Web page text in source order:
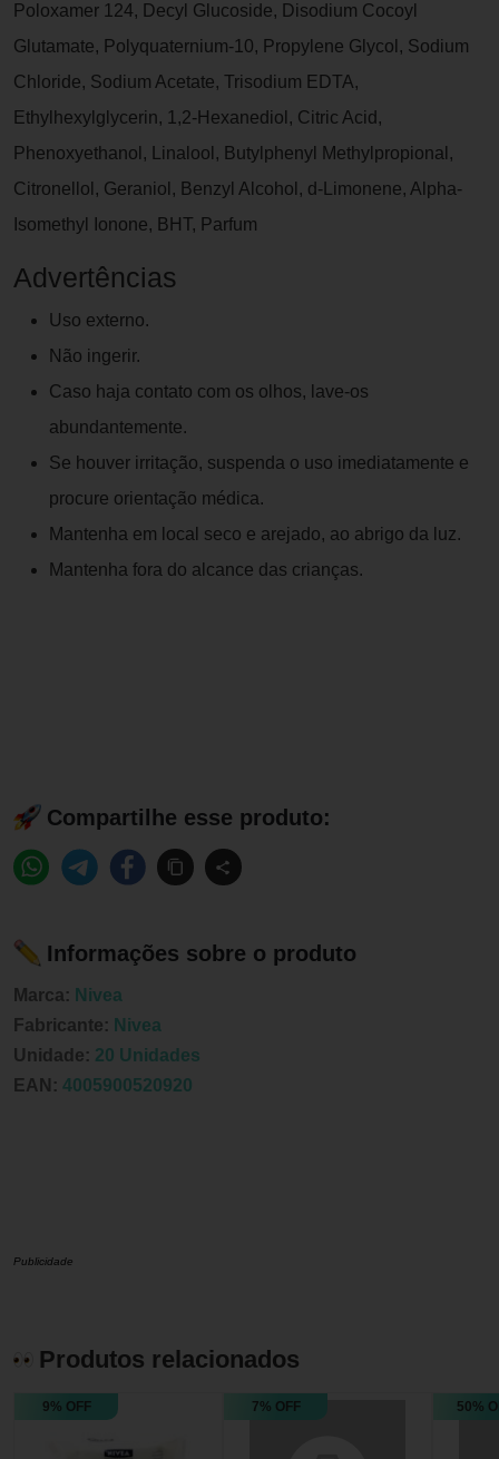
Poloxamer 124, Decyl Glucoside, Disodium Cocoyl
Glutamate, Polyquaternium-10, Propylene Glycol, Sodium
Chloride, Sodium Acetate, Trisodium EDTA,
Ethylhexylglycerin, 1,2-Hexanediol, Citric Acid,
Phenoxyethanol, Linalool, Butylphenyl Methylpropional,
Citronellol, Geraniol, Benzyl Alcohol, d-Limonene, Alpha-
Isomethyl Ionone, BHT, Parfum
Advertências
Uso externo.
Não ingerir.
Caso haja contato com os olhos, lave-os
abundantemente.
Se houver irritação, suspenda o uso imediatamente e
procure orientação médica.
Mantenha em local seco e arejado, ao abrigo da luz.
Mantenha fora do alcance das crianças.
Compartilhe esse produto:
Informações sobre o produto
Marca: Nivea
Fabricante: Nivea
Unidade: 20 Unidades
EAN: 4005900520920
Publicidade
Produtos relacionados
9% OFF 7% OFF 50%